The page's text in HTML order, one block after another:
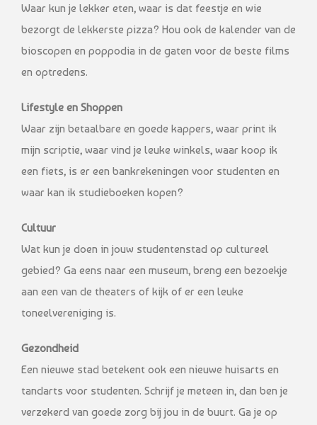
Waar kun je lekker eten, waar is dat feestje en wie
bezorgt de lekkerste pizza? Hou ook de kalender van de
bioscopen en poppodia in de gaten voor de beste films
en optredens.
Lifestyle en Shoppen
Waar zijn betaalbare en goede kappers, waar print ik
mijn scriptie, waar vind je leuke winkels, waar koop ik
een fiets, is er een bankrekeningen voor studenten en
waar kan ik studieboeken kopen?
Cultuur
Wat kun je doen in jouw studentenstad op cultureel
gebied? Ga eens naar een museum, breng een bezoekje
aan een van de theaters of kijk of er een leuke
toneelvereniging is.
Gezondheid
Een nieuwe stad betekent ook een nieuwe huisarts en
tandarts voor studenten. Schrijf je meteen in, dan ben je
verzekerd van goede zorg bij jou in de buurt. Ga je op